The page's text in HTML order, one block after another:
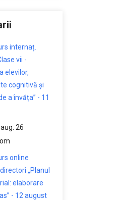
internaț.
vii -
elevilor,
cognitivă și
a învăța” - 11
26
online
„Planul
elaborare
- 12 august